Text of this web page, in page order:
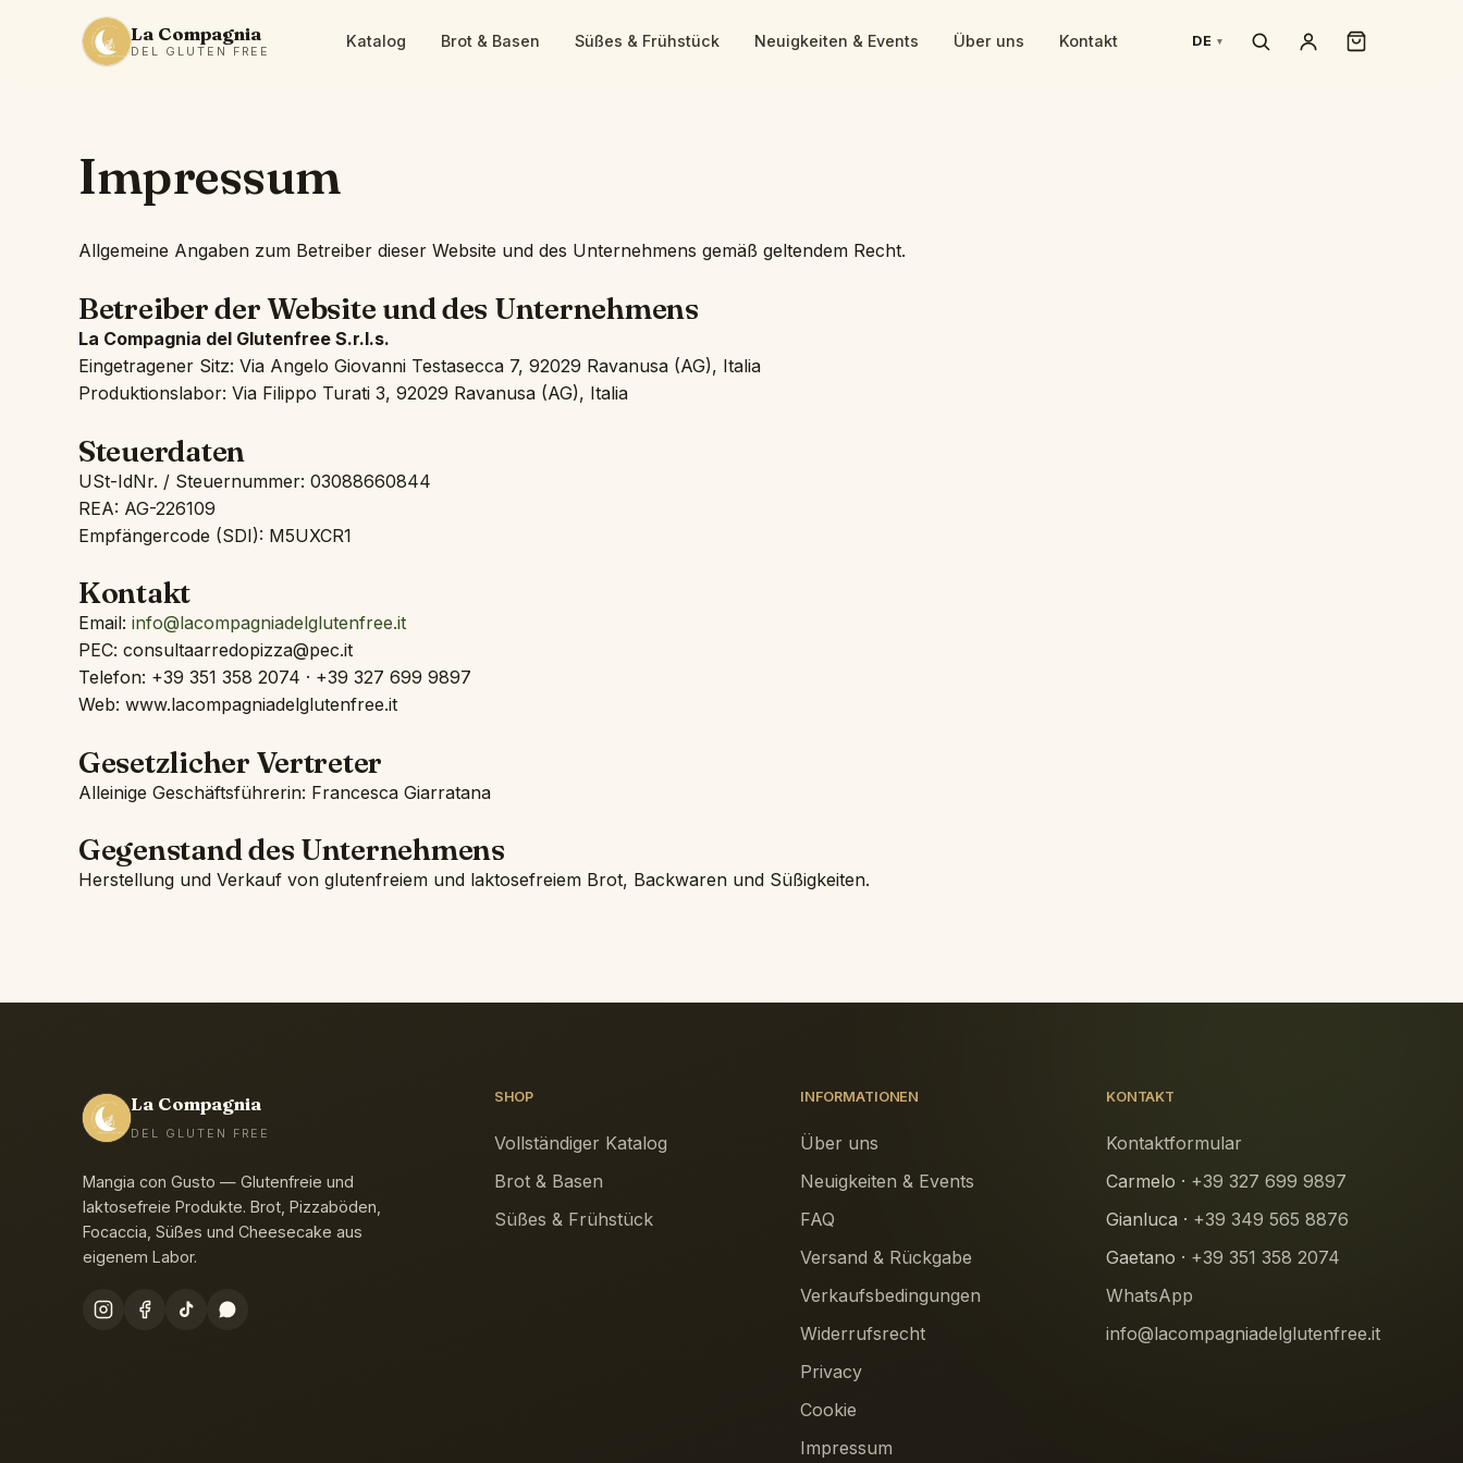
La Compagnia
DEL GLUTEN FREE
Katalog Brot & Basen Süßes & Frühstück Neuigkeiten & Events Über uns Kontakt DE
Impressum
Allgemeine Angaben zum Betreiber dieser Website und des Unternehmens gemäß geltendem Recht.
Betreiber der Website und des Unternehmens
La Compagnia del Glutenfree S.r.l.s.
Eingetragener Sitz: Via Angelo Giovanni Testasecca 7, 92029 Ravanusa (AG), Italia
Produktionslabor: Via Filippo Turati 3, 92029 Ravanusa (AG), Italia
Steuerdaten
USt-IdNr. / Steuernummer: 03088660844
REA: AG-226109
Empfängercode (SDI): M5UXCR1
Kontakt
Email: info@lacompagniadelglutenfree.it
PEC: consultaarredopizza@pec.it
Telefon: +39 351 358 2074 · +39 327 699 9897
Web: www.lacompagniadelglutenfree.it
Gesetzlicher Vertreter
Alleinige Geschäftsführerin: Francesca Giarratana
Gegenstand des Unternehmens
Herstellung und Verkauf von glutenfreiem und laktosefreiem Brot, Backwaren und Süßigkeiten.
La Compagnia
DEL GLUTEN FREE
Mangia con Gusto — Glutenfreie und
laktosefreie Produkte. Brot, Pizzaböden,
Focaccia, Süßes und Cheesecake aus
eigenem Labor.
SHOP
Vollständiger Katalog
Brot & Basen
Süßes & Frühstück
INFORMATIONEN
Über uns
Neuigkeiten & Events
FAQ
Versand & Rückgabe
Verkaufsbedingungen
Widerrufsrecht
Privacy
Cookie
Impressum
KONTAKT
Kontaktformular
Carmelo · +39 327 699 9897
Gianluca · +39 349 565 8876
Gaetano · +39 351 358 2074
WhatsApp
info@lacompagniadelglutenfree.it